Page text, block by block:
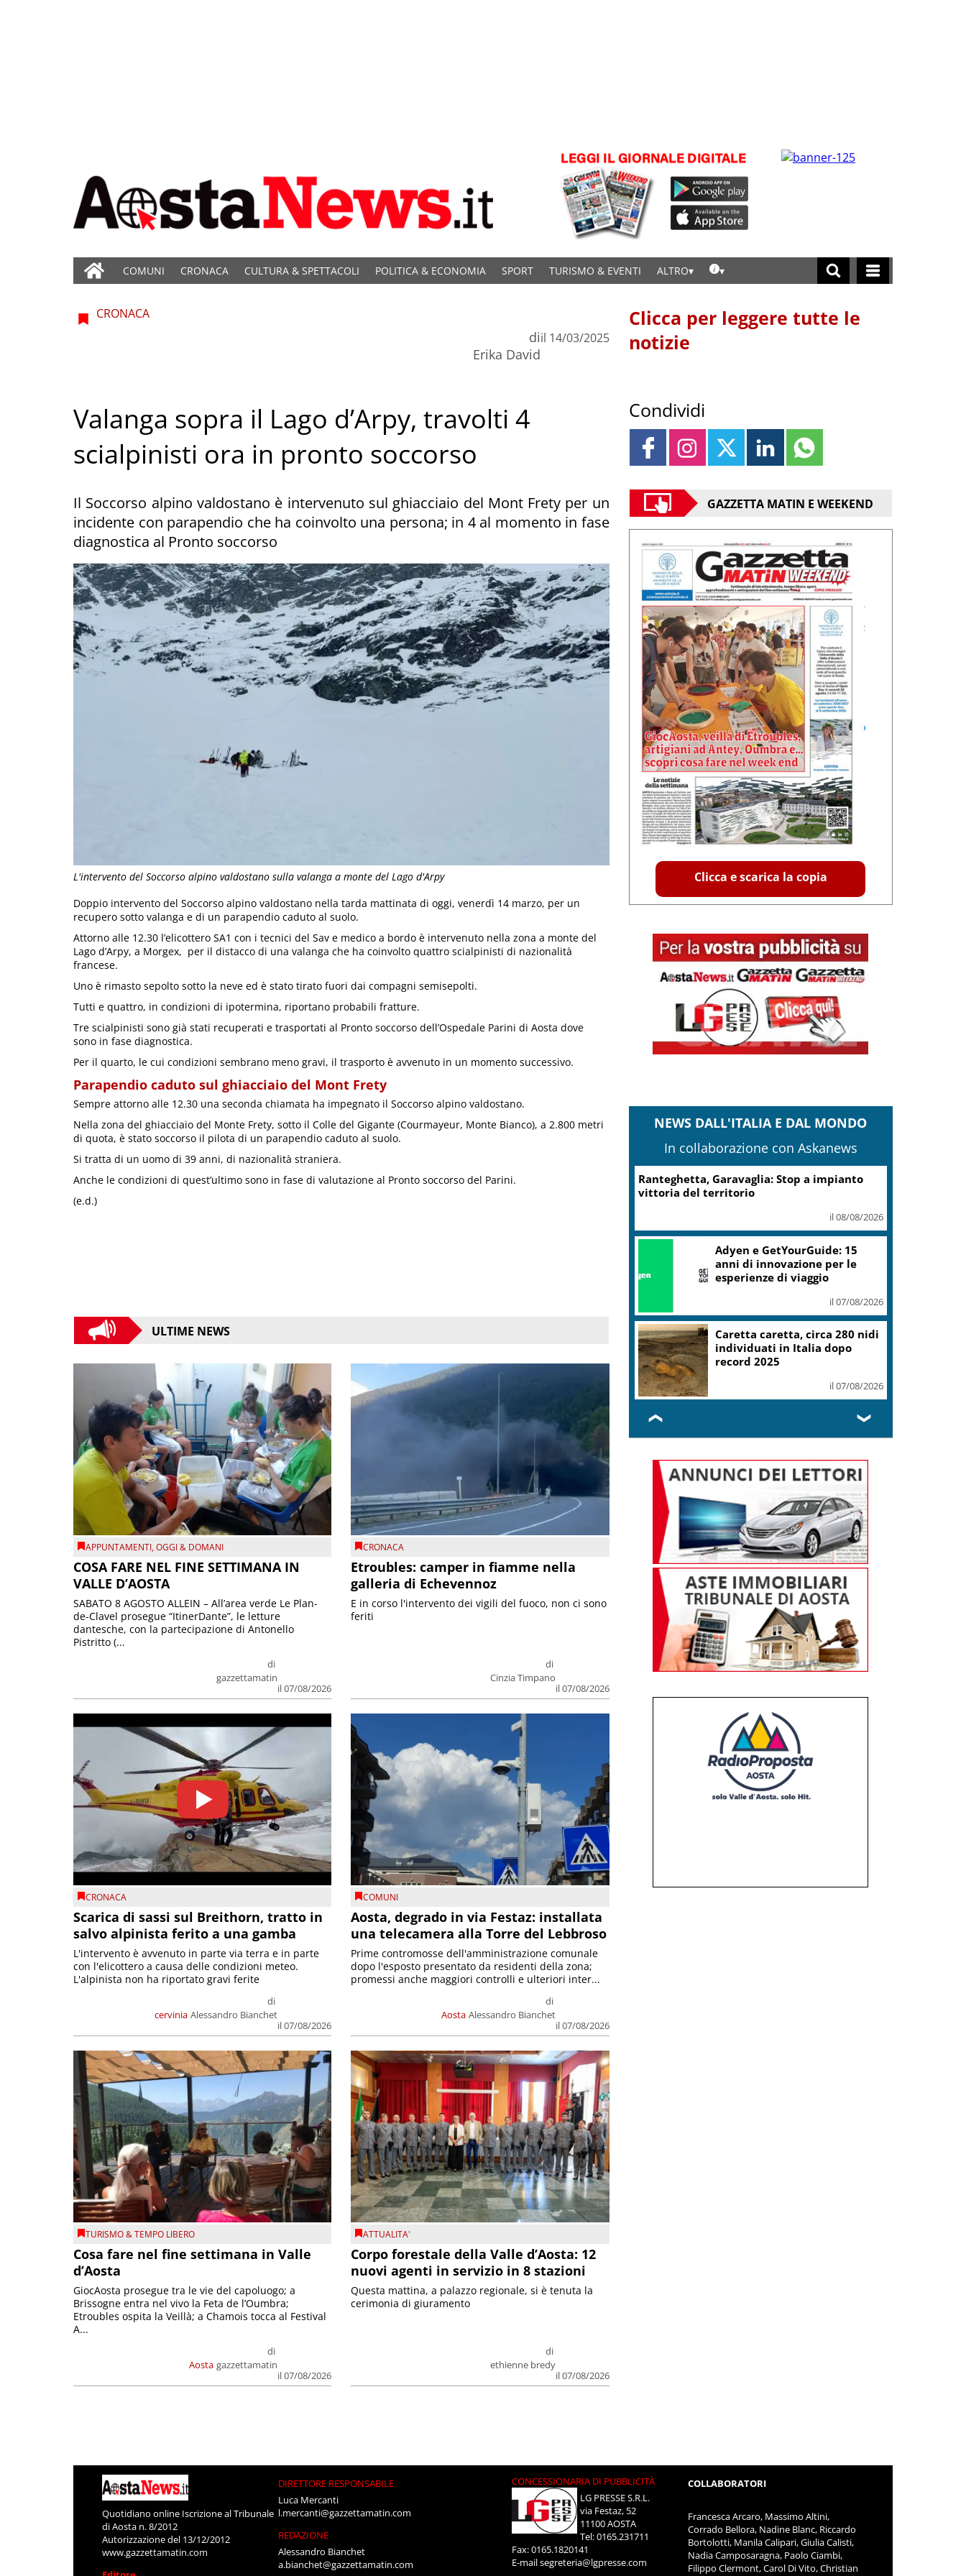
COMUNI CRONACA CULTURA & SPETTACOLI POLITICA & ECONOMIA SPORT TURISMO & EVENTI ALTRO
L'intervento del Soccorso alpino valdostano sulla valanga a monte del Lago d'Arpy
CRONACA
di
Erika David
il 14/03/2025
Valanga sopra il Lago d’Arpy, travolti 4
scialpinisti ora in pronto soccorso
Il Soccorso alpino valdostano è intervenuto sul ghiacciaio del Mont Frety per un
incidente con parapendio che ha coinvolto una persona; in 4 al momento in fase
diagnostica al Pronto soccorso
Doppio intervento del Soccorso alpino valdostano nella tarda mattinata di oggi, venerdì 14 marzo, per un
recupero sotto valanga e di un parapendio caduto al suolo.
Attorno alle 12.30 l’elicottero SA1 con i tecnici del Sav e medico a bordo è intervenuto nella zona a monte del
Lago d’Arpy, a Morgex, per il distacco di una valanga che ha coinvolto quattro scialpinisti di nazionalità
francese.
Uno è rimasto sepolto sotto la neve ed è stato tirato fuori dai compagni semisepolti.
Tutti e quattro, in condizioni di ipotermina, riportano probabili fratture.
Tre scialpinisti sono già stati recuperati e trasportati al Pronto soccorso dell’Ospedale Parini di Aosta dove
sono in fase diagnostica.
Per il quarto, le cui condizioni sembrano meno gravi, il trasporto è avvenuto in un momento successivo.
Parapendio caduto sul ghiacciaio del Mont Frety
Sempre attorno alle 12.30 una seconda chiamata ha impegnato il Soccorso alpino valdostano.
Nella zona del ghiacciaio del Monte Frety, sotto il Colle del Gigante (Courmayeur, Monte Bianco), a 2.800 metri
di quota, è stato soccorso il pilota di un parapendio caduto al suolo.
Si tratta di un uomo di 39 anni, di nazionalità straniera.
Anche le condizioni di quest’ultimo sono in fase di valutazione al Pronto soccorso del Parini.
(e.d.)
ULTIME NEWS
APPUNTAMENTI,OGGI & DOMANI
COSA FARE NEL FINE SETTIMANA IN
VALLE D’AOSTA
di
gazzettamatin
il 07/08/2026
SABATO 8 AGOSTO ALLEIN – All’area verde Le Plan-
de-Clavel prosegue “ItinerDante”, le letture
dantesche, con la partecipazione di Antonello
Pistritto (...
CRONACA
Etroubles: camper in fiamme nella
galleria di Echevennoz
di
Cinzia Timpano
il 07/08/2026
E in corso l'intervento dei vigili del fuoco, non ci sono
feriti
CRONACA
Scarica di sassi sul Breithorn, tratto in
salvo alpinista ferito a una gamba
cervinia
di
Alessandro Bianchet
il 07/08/2026
L'intervento è avvenuto in parte via terra e in parte
con l'elicottero a causa delle condizioni meteo.
L'alpinista non ha riportato gravi ferite
COMUNI
Aosta, degrado in via Festaz: installata
una telecamera alla Torre del Lebbroso
Aosta
di
Alessandro Bianchet
il 07/08/2026
Prime contromosse dell'amministrazione comunale
dopo l'esposto presentato da residenti della zona;
promessi anche maggiori controlli e ulteriori inter...
TURISMO & TEMPO LIBERO
Cosa fare nel fine settimana in Valle
d’Aosta
Aosta
di
gazzettamatin
il 07/08/2026
GiocAosta prosegue tra le vie del capoluogo; a
Brissogne entra nel vivo la Feta de l’Oumbra;
Etroubles ospita la Veillà; a Chamois tocca al Festival
A...
ATTUALITA'
Corpo forestale della Valle d’Aosta: 12
nuovi agenti in servizio in 8 stazioni
di
ethienne bredy
il 07/08/2026
Questa mattina, a palazzo regionale, si è tenuta la
cerimonia di giuramento
Clicca per leggere tutte le
notizie
Condividi
GAZZETTA MATIN E WEEKEND
Clicca e scarica la copia
NEWS DALL'ITALIA E DAL MONDO
In collaborazione con Askanews
Turismo, Osservatorio
Telepass: +20% di interesse
il 07/08/2026
Mic, Liguria: 5,8 mln da piano Grandi
Progetti Beni Culturali
il 07/08/2026
Mondiali Wakeboard: primo
oro è azzurro, Noa Gualtieri
campione Under 14
il 07/08/2026
❮ ❯
Quotidiano online Iscrizione al Tribunale
di Aosta n. 8/2012
Autorizzazione del 13/12/2012
www.gazzettamatin.com
DIRETTORE RESPONSABILE
Luca Mercanti
l.mercanti@gazzettamatin.com
REDAZIONE
Alessandro Bianchet
a.bianchet@gazzettamatin.com
CONCESSIONARIA DI PUBBLICITÀ
LG PRESSE S.R.L.
via Festaz, 52
11100 AOSTA
Tel: 0165.231711
Fax: 0165.1820141
E-mailsegreteria@lgpresse.com
COLLABORATORI
Francesca Arcaro, Massimo Altini,
Corrado Bellora, Nadine Blanc, Riccardo
Bortolotti, Manila Calipari, Giulia Calisti,
Nadia Camposaragna, Paolo Ciambi,
Filippo Clermont, Carol Di Vito, Christian